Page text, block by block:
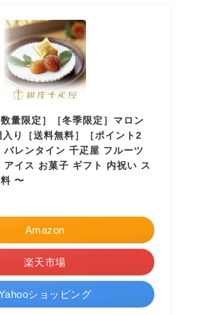
量限定］［冬季限定］マロン
り［送料無料］［ポイント2
バレンタイン 千疋屋 フルーツ
アイス お菓子 ギフト 内祝い ス
〜
Amazon
楽天市場
ショッピング